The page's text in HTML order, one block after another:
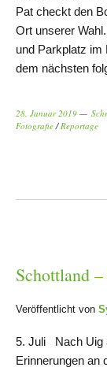
Pat checkt den
Ort unserer
und Parkplatz im
dem nächsten
28. Januar 2019
Fotografie /Reportage
Schottland
Veröffentlicht von
5. Juli Nach Uig
Erinnerungen an